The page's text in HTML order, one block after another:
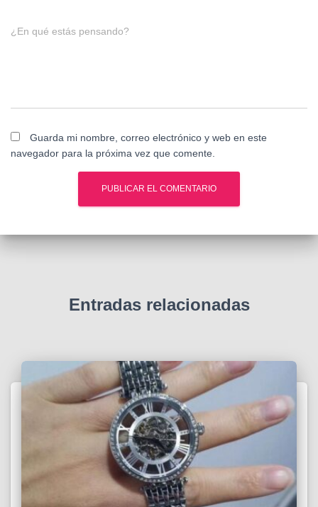
¿En qué estás pensando?
Guarda mi nombre, correo electrónico y web en este
navegador para la próxima vez que comente.
Entradas relacionadas